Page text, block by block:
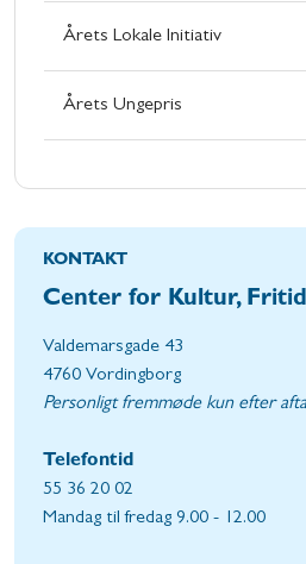
Årets Lokale Initiativ
Årets Ungepris
KONTAKT
Center for Kultur,
Valdemarsgade 43
4760 Vordingborg
Personligt fremmøde kun efter
Telefontid
55 36 20 02
Mandag til fredag 9.00 - 12.00